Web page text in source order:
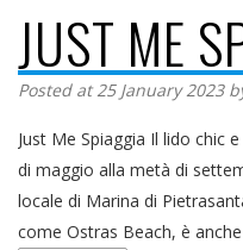
JUST ME
Posted at 25 January 2023
Just Me Spiaggia Il lido chic
di maggio alla metà di
locale di Marina di
come Ostras Beach, è